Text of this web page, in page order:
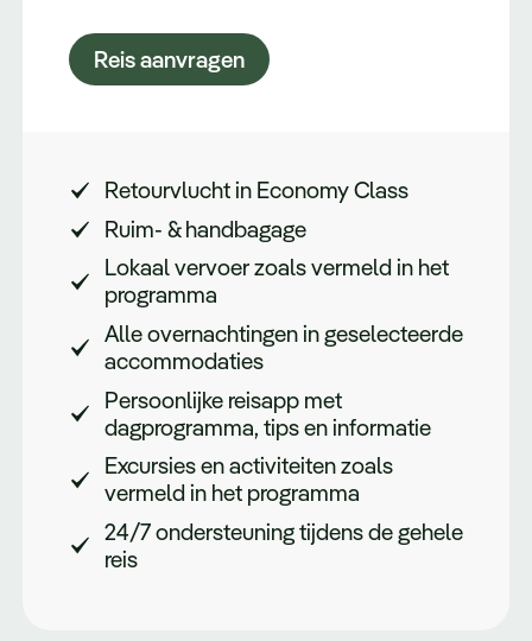
Reis aanvragen
Retourvlucht in Economy Class
Ruim- & handbagage
Lokaal vervoer zoals vermeld in het
programma
Alle overnachtingen in geselecteerde
accommodaties
Persoonlijke reisapp met
dagprogramma, tips en informatie
Excursies en activiteiten zoals
vermeld in het programma
24/7 ondersteuning tijdens de gehele
reis